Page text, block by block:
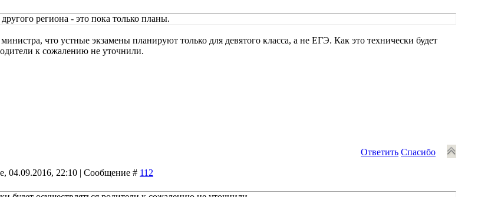
региона - это пока только планы.
что устные экзамены планируют только для девятого класса, а не ЕГЭ. Как это технически будет
к сожалению не уточнили.
Ответить Спасибо
04.09.2016, 22:10 | Сообщение # 112